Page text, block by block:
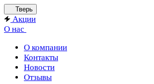
Тверь
Акции
О нас
О компании
Контакты
Новости
Отзывы